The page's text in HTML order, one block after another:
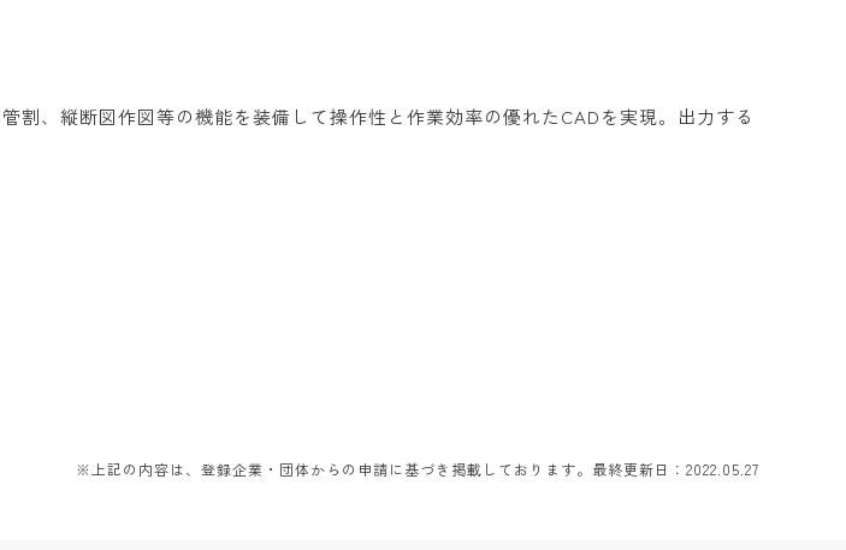
割、縦断図作図等の機能を装備して操作性と作業効率の優れたCADを実現。出力する
※上記の内容は、登録企業・団体からの申請に基づき掲載しております。最終更新日：2022.05.27